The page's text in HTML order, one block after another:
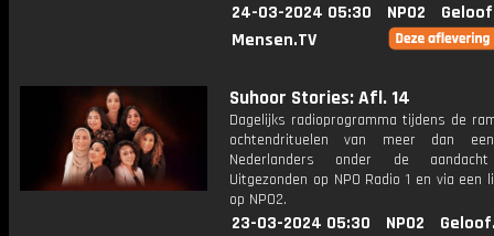
24-03-2024 05:30 NPO2
Mensen.TV
Suhoor Stories: Afl. 14
Dagelijks radioprogramma tijdens de
ochtendrituelen van meer dan
Nederlanders onder de
Uitgezonden op NPO Radio 1 en via een
op NPO2.
23-03-2024 05:30 NPO2